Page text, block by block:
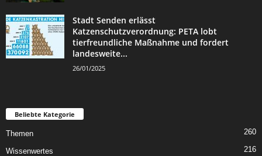
Stadt Senden erlässt
Katzenschutzverordnung: PETA lobt
tierfreundliche Maßnahme und fordert
landesweite...
26/01/2025
Beliebte Kategorie
Themen 260
Wissenwertes 216